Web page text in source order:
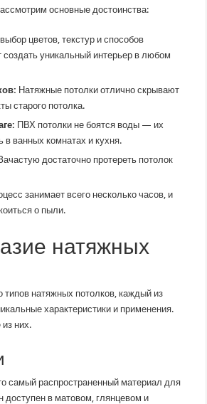
основные достоинства:
цветов, текстур и способов
уникальный интерьер в любом
Натяжные потолки отлично скрывают
старого потолка.
ПВХ потолки не боятся воды — их
в ванных комнатах и кухня.
достаточно протереть потолок
занимает всего несколько часов, и
о пыли.
натяжных
типов натяжных потолков, каждый из
характеристики и применения.
них.
самый распространенный материал для
доступен в матовом, глянцевом и